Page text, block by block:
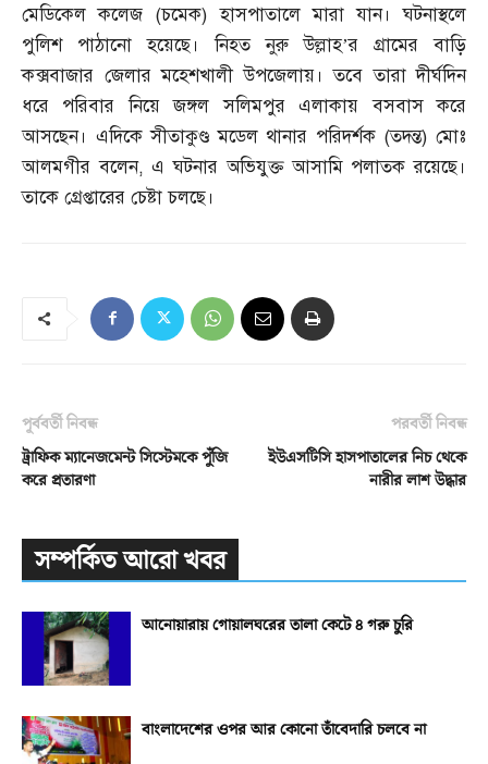
মেডিকেল কলেজ (চমেক)হাসপাতালে মারা যান। ঘটনাস্থলে
পুলিশ পাঠানো হয়েছে। নিহত নুরু উল্লাহ’র গ্রামের বাড়ি
কক্সবাজার জেলার মহেশখালী উপজেলায়। তবে তারা দীর্ঘদিন
ধরে পরিবার নিয়ে জঙ্গল সলিমপুর এলাকায় বসবাস করে
আসছেন। এদিকে সীতাকুণ্ড মডেল থানার পরিদর্শক (তদন্ত)মোঃ
আলমগীর বলেন,এ ঘটনার অভিযুক্ত আসামি পলাতক রয়েছে।
তাকে গ্রেপ্তারের চেষ্টা চলছে।
পূর্ববর্তী নিবন্ধ
ট্রাফিক ম্যানেজমেন্ট সিস্টেমকে পুঁজি
করে প্রতারণা
পরবর্তী নিবন্ধ
ইউএসটিসি হাসপাতালের নিচ থেকে
নারীর লাশ উদ্ধার
সম্পর্কিত আরো খবর
আনোয়ারায় গোয়ালঘরের তালা কেটে ৪ গরু চুরি
বাংলাদেশের ওপর আর কোনো তাঁবেদারি চলবে না